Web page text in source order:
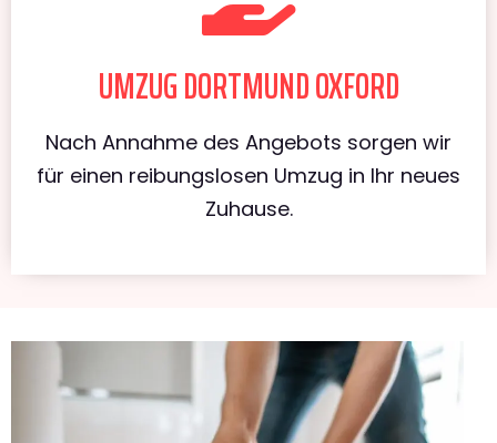
UMZUG DORTMUND OXFORD
Nach Annahme des Angebots sorgen wir
für einen reibungslosen Umzug in Ihr neues
Zuhause.